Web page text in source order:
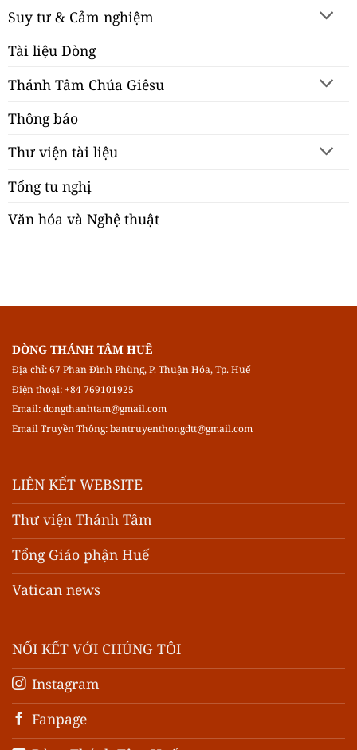
Suy tư & Cảm nghiệm
Tài liệu Dòng
Thánh Tâm Chúa Giêsu
Thông báo
Thư viện tài liệu
Tổng tu nghị
Văn hóa và Nghệ thuật
DÒNG THÁNH TÂM HUẾ
Địa chỉ: 67 Phan Đình Phùng, P. Thuận Hóa, Tp. Huế
Điện thoại: +84 769101925
Email:dongthanhtam@gmail.com
Email Truyền Thông:bantruyenthongdtt@gmail.com
LIÊN KẾT WEBSITE
Thư viện Thánh Tâm
Tổng Giáo phận Huế
Vatican news
NỐI KẾT VỚI CHÚNG TÔI
Instagram
Fanpage